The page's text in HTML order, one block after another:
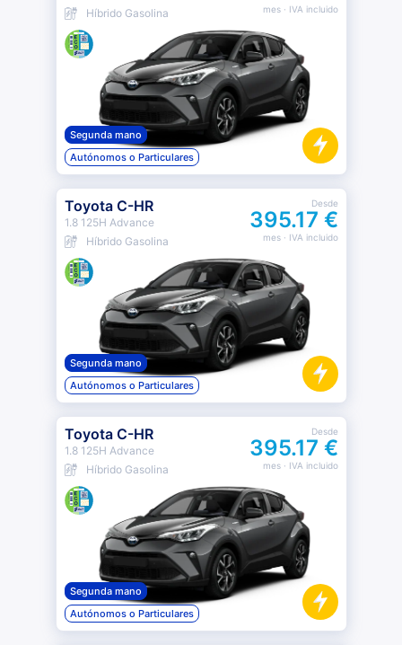
Híbrido Gasolina
mes· IVA incluido
Segunda mano
Autónomos o Particulares
Toyota C-HR
1.8 125H Advance
Híbrido Gasolina
Desde
395.17 €
mes· IVA incluido
Segunda mano
Autónomos o Particulares
Toyota C-HR
1.8 125H Advance
Híbrido Gasolina
Desde
395.17 €
mes· IVA incluido
Segunda mano
Autónomos o Particulares